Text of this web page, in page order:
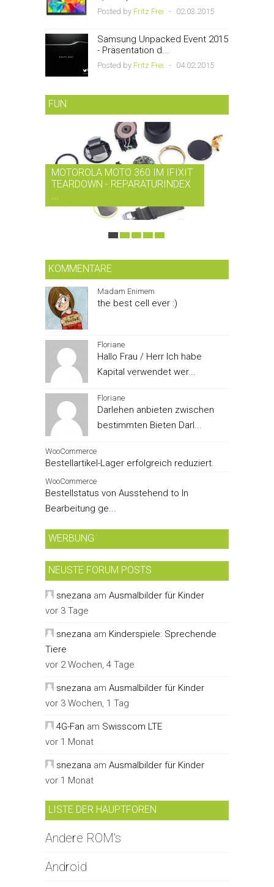
Posted by Fritz Frei - 02.03.2015
Samsung Unpacked Event 2015
- Präsentation d...
Posted by Fritz Frei - 04.02.2015
FUN
MOTOROLA MOTO 360 IM IFIXIT
TEARDOWN - REPARATURINDEX
...
KOMMENTARE
Madam Enimem
the best cell ever :)
Floriane
Hallo Frau / Herr Ich habe
Kapital verwendet wer...
Floriane
Darlehen anbieten zwischen
bestimmten Bieten Darl...
WooCommerce
Bestellartikel-Lager erfolgreich reduziert.
WooCommerce
Bestellstatus von Ausstehend to In
Bearbeitung ge...
WERBUNG
NEUSTE FORUM POSTS
snezana am Ausmalbilder für Kinder
vor 3 Tage
snezana am Kinderspiele: Sprechende
Tiere
vor 2 Wochen, 4 Tage
snezana am Ausmalbilder für Kinder
vor 3 Wochen, 1 Tag
4G-Fan am Swisscom LTE
vor 1 Monat
snezana am Ausmalbilder für Kinder
vor 1 Monat
LISTE DER HAUPTFOREN
Andere ROM's
Android